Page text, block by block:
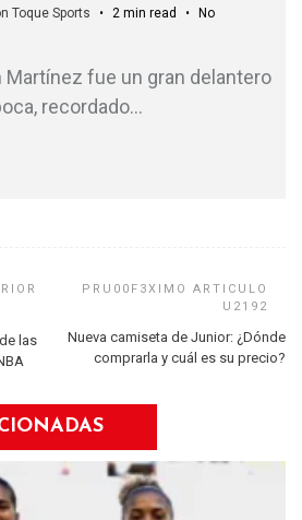
Toque Sports 2 min read
No
Martínez fue un gran delantero
recordado…
las
Nueva camiseta de Junior: ¿Dónde
comprarla y cuál es su precio?